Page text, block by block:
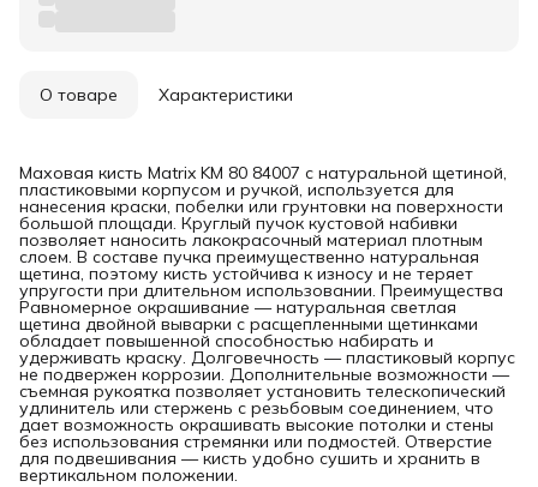
О товаре Характеристики
Маховая кисть Matrix KM 80 84007 с натуральной щетиной,
пластиковыми корпусом и ручкой, используется для
нанесения краски, побелки или грунтовки на поверхности
большой площади. Круглый пучок кустовой набивки
позволяет наносить лакокрасочный материал плотным
слоем. В составе пучка преимущественно натуральная
щетина, поэтому кисть устойчива к износу и не теряет
упругости при длительном использовании. Преимущества
Равномерное окрашивание — натуральная светлая
щетина двойной выварки с расщепленными щетинками
обладает повышенной способностью набирать и
удерживать краску. Долговечность — пластиковый корпус
не подвержен коррозии. Дополнительные возможности —
съемная рукоятка позволяет установить телескопический
удлинитель или стержень с резьбовым соединением, что
дает возможность окрашивать высокие потолки и стены
без использования стремянки или подмостей. Отверстие
для подвешивания — кисть удобно сушить и хранить в
вертикальном положении.